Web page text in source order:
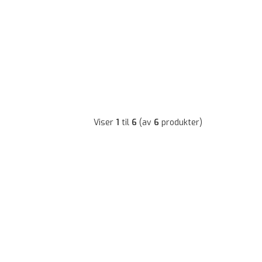
Viser 1 til 6 (av 6 produkter)